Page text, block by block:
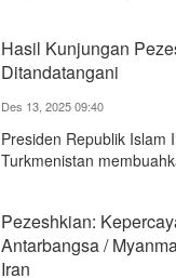
Hasil Kunjungan
Ditandatangani
Des 13, 2025 09:40
Presiden Republik Islam
Turkmenistan
Pezeshkian:
Antarbangsa /
Iran